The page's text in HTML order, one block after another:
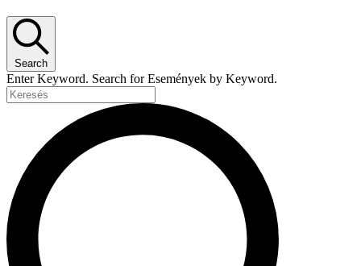
Search
Enter Keyword. Search for Események by Keyword.